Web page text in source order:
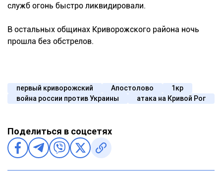
служб огонь быстро ликвидировали.
В остальных общинах Криворожского района ночь
прошла без обстрелов.
первый криворожский Апостолово
1кр
война россии против Украины
атака на Кривой Рог
Поделиться в соцсетях